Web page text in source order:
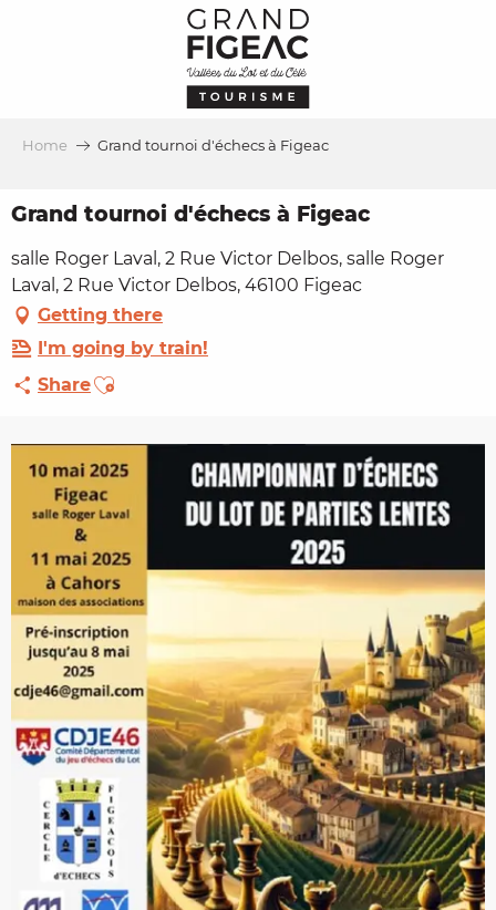
Home Grand tournoi d'échecs à Figeac
Grand tournoi d'échecs à Figeac
salle Roger Laval, 2 Rue Victor Delbos, salle Roger
Laval, 2 Rue Victor Delbos, 46100 Figeac
Getting there
I'm going by train!
ShareAjouter aux favoris